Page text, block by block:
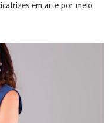
em arte por meio